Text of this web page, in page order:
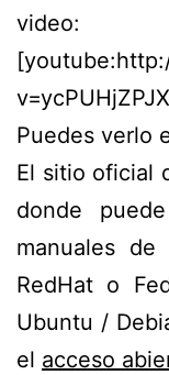
video:
Puedes verlo
El sitio oficial
donde
manuales
RedHat o
Ubuntu /
el acceso